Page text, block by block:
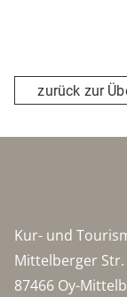
zurück zur
Kur- und
Mittelberger Str.
87466 Oy-